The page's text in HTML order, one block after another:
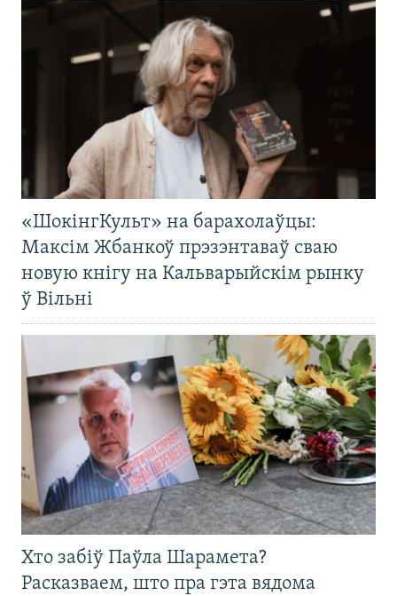
«ШокінгКульт» на барахолаўцы:
Максім Жбанкоў прэзэнтаваў сваю
новую кнігу на Кальварыйскім рынку
ў Вільні
Хто забіў Паўла Шарамета?
Расказваем, што пра гэта вядома